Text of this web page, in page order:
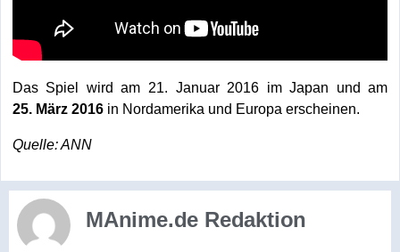
Das Spiel wird am 21. Januar 2016 im Japan und am
25. März 2016in Nordamerika und Europa erscheinen.
Quelle: ANN
MAnime.de Redaktion